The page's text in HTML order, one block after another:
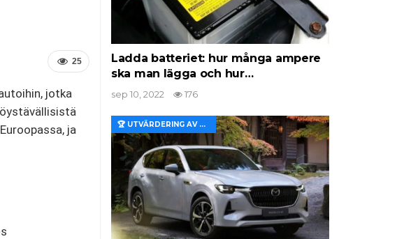
25
jotka
ja
Ladda batteriet: hur många ampere
ska man lägga och hur…
sep 10, 2022 176
🏆 UTVÄRDERING AV EGENSKAPER OCH VÄRDE